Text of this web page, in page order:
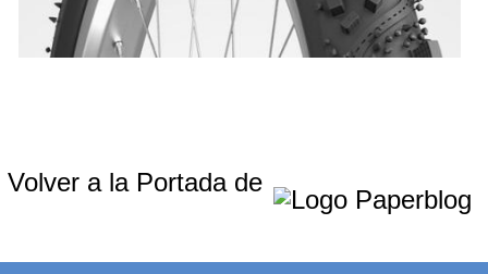
Volver a la Portada de